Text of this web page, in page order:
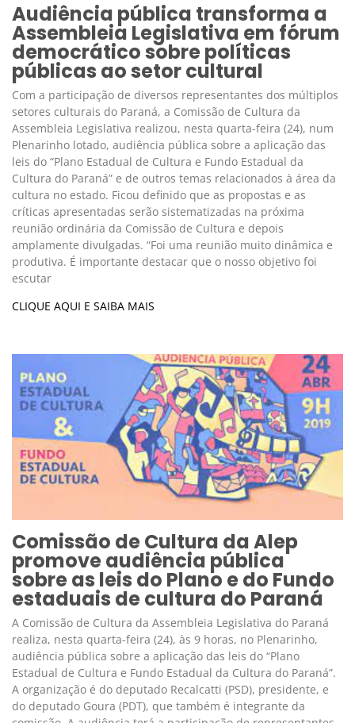
Audiência pública transforma a
Assembleia Legislativa em fórum
democrático sobre políticas
públicas ao setor cultural
Com a participação de diversos representantes dos múltiplos
setores culturais do Paraná, a Comissão de Cultura da
Assembleia Legislativa realizou, nesta quarta-feira (24), num
Plenarinho lotado, audiência pública sobre a aplicação das
leis do “Plano Estadual de Cultura e Fundo Estadual da
Cultura do Paraná” e de outros temas relacionados à área da
cultura no estado. Ficou definido que as propostas e as
críticas apresentadas serão sistematizadas na próxima
reunião ordinária da Comissão de Cultura e depois
amplamente divulgadas. “Foi uma reunião muito dinâmica e
produtiva. É importante destacar que o nosso objetivo foi
escutar
CLIQUE AQUI E SAIBA MAIS
Comissão de Cultura da Alep
promove audiência pública
sobre as leis do Plano e do Fundo
estaduais de cultura do Paraná
A Comissão de Cultura da Assembleia Legislativa do Paraná
realiza, nesta quarta-feira (24), às 9 horas, no Plenarinho,
audiência pública sobre a aplicação das leis do “Plano
Estadual de Cultura e Fundo Estadual da Cultura do Paraná”.
A organização é do deputado Recalcatti (PSD), presidente, e
do deputado Goura (PDT), que também é integrante da